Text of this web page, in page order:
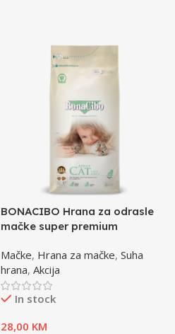
BONACIBO Hrana za odrasle
mačke super premium
Mačke, Hrana za mačke,Suha
hrana,Akcija
In stock
28,00 KM